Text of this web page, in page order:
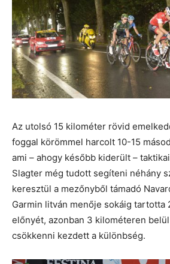
Az utolsó 15 kilométer rövid
foggal körömmel harcolt 10-15
ami – ahogy később kiderült –
Slagter még tudott segíteni néhány
keresztül a mezőnyből támadó
Garmin litván menője sokáig tartotta
előnyét, azonban 3 kilométeren
csökkenni kezdett a különbség.